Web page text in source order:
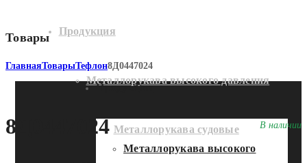
Продукция
Металлорукава высокого давления
Металлорукава судовые
Продукция
Металлорукава высокого
Товары
ГлавнаяТоварыТефлон8Д0447024
В наличии
8Д0447024